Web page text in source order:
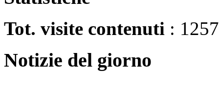
Tot. visite contenuti :
Notizie del giorno